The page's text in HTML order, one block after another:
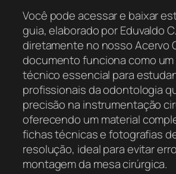
Você pode acessar e baixar
guia, elaborado por Eduvaldo
diretamente no nosso Acervo
documento funciona como um
técnico essencial para
profissionais da odontologia
precisão na instrumentação
oferecendo um material
fichas técnicas e fotografias
resolução, ideal para evitar
montagem da mesa cirúrgica.